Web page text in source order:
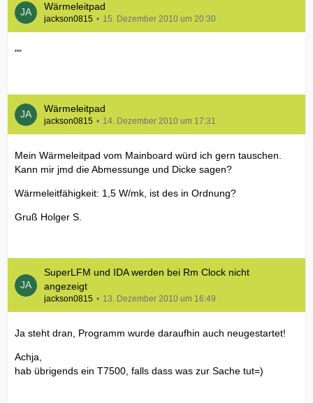
Wärmeleitpad
jackson0815 15. Dezember 2010 um 20:30
""
Wärmeleitpad
jackson0815 14. Dezember 2010 um 17:31
Mein Wärmeleitpad vom Mainboard würd ich gern tauschen.
Kann mir jmd die Abmessunge und Dicke sagen?
Wärmeleitfähigkeit: 1,5 W/mk, ist des in Ordnung?
Gruß Holger S.
SuperLFM und IDA werden bei Rm Clock nicht
angezeigt
jackson0815 13. Dezember 2010 um 16:49
Ja steht dran, Programm wurde daraufhin auch neugestartet!
Achja,
hab übrigends ein T7500, falls dass was zur Sache tut=)